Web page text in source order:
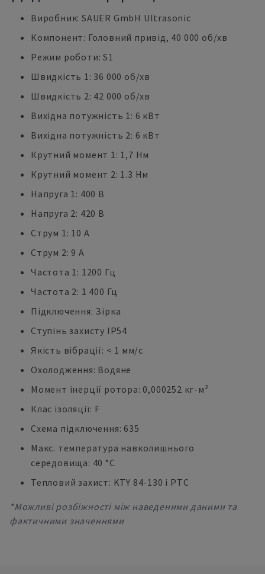
Виробник: SAUER GmbH Ultrasonic
Компонент: Головний привід, 40 000 об/хв
Режим роботи: S1
Швидкість 1: 36 000 об/хв
Швидкість 2: 42 000 об/хв
Вихідна потужність 1: 6 кВт
Вихідна потужність 2: 6 кВт
Крутний момент 1: 1,7 Нм
Крутний момент 2: 1.3 Нм
Напруга 1: 400 В
Напруга 2: 420 В
Струм 1: 10 А
Струм 2: 9 А
Частота 1: 1200 Гц
Частота 2: 1 400 Гц
Підключення: Зірка
Ступінь захисту IP54
Якість вібрації: < 1 мм/с
Охолодження: Водяне
Момент інерції ротора: 0,000252 кг-м²
Клас ізоляції: F
Схема підключення: 635
Макс. температура навколишнього
середовища: 40 °C
Тепловий захист: KTY 84-130 і PTC
*Можливі розбіжності між наведеними даними та
фактичними значеннями